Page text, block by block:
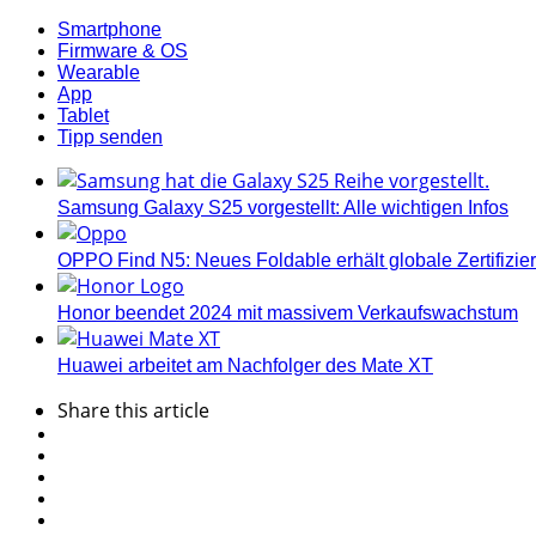
Smartphone
Firmware & OS
Wearable
App
Tablet
Tipp senden
Samsung Galaxy S25 vorgestellt: Alle wichtigen Infos
OPPO Find N5: Neues Foldable erhält globale
Honor beendet 2024 mit massivem Verkaufswachstum
Huawei arbeitet am Nachfolger des Mate XT
Sharethis article